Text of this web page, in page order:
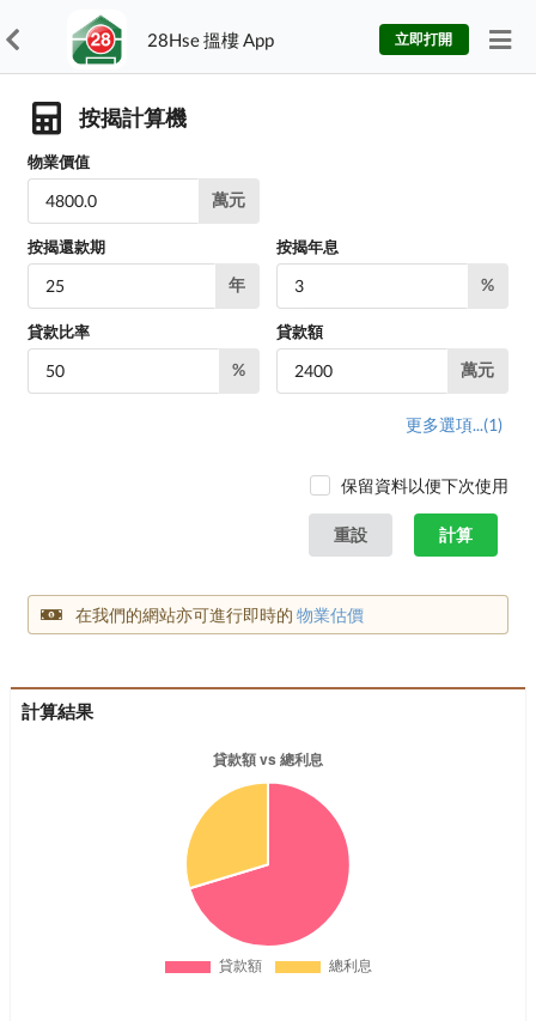
28Hse 搵樓 App 立即打開
按揭計算機
物業價值
萬元
按揭還款期
年
按揭年息
%
貸款比率
%
貸款額
萬元
更多選項...(1)
保留資料以便下次使用
重設 計算
在我們的網站亦可進行即時的物業估價
計算結果